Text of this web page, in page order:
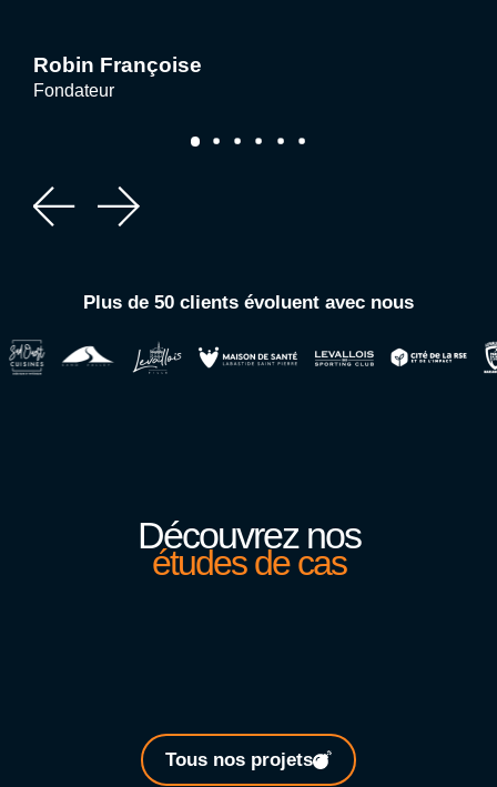
Robin Françoise
Fondateur
Plus de 50 clients évoluent avec nous
Découvrez nos
études de cas
Tous nos projets